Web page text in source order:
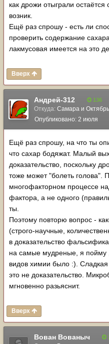
как дрожи отыграли
возник.
Ещё раз спрошу - есть ли
проверить содержание
лакмусовая имеется на это
Вверх
Андрей-312 136
Откуда: Самара и
Опубликовано: 2 июля
Ещё раз спрошу, на что ты
что сахар бодяжат. Малый
доказательство, поскольку
тоже может "болеть голова".
многофакторном процессе
фактора, а не одного
ты.
Поэтому повторю вопрос -
(строго-научные,
в доказательство
на самые мудреные, я пойму
видов химии было :).
это не доказательство.
мгновенно разьяснит.
Вверх
Вован Вованыч